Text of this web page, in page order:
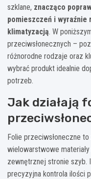
szklane, znacząco
pomieszczeń i wyraźnie
klimatyzacją. W
przeciwsłonecznych –
różnorodne rodzaje oraz
wybrać produkt idealnie
potrzeb.
Jak działają
Folie przeciwsłoneczne
wielowarstwowe
zewnętrznej stronie szyb.
precyzyjna kontrola ilości